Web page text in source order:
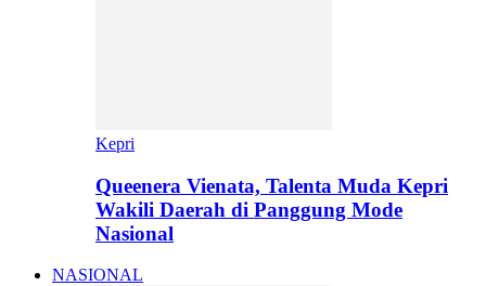
Kepri
Queenera Vienata, Talenta Muda Kepri
Wakili Daerah di Panggung Mode
Nasional
NASIONAL